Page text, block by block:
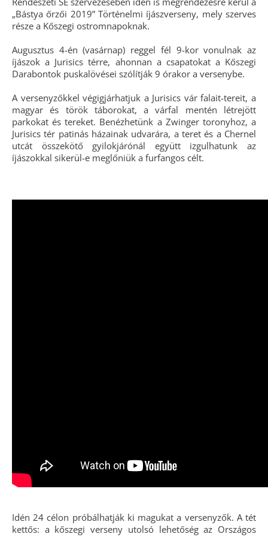
„Bástya őrzői 2019” Történelmi íjászverseny, mely szerves
része a Kőszegi ostromnapoknak.
Augusztus 4-én (vasárnap) reggel fél 9-kor vonulnak az
íjászok a Jurisics térre, ahonnan a csapatokat a Kőszegi
Darabontok puskalövései szólítják 9 órakor a versenybe.
A versenyzőkkel végigjárhatjuk a Jurisics vár falait-tereit, a
magyar és török táborokat, a várfal mentén létrejött
parkokat és tereket. Benézhetünk a Zwinger toronyhoz, a
Jurisics tér patinás házainak udvarára, a teret és a Chernel
utcát összekötő gyilokjárónál együtt izgulhatunk az
íjászokkal sikerül-e meglőniük a furfangos célt.
Idén 24 célon próbálhatják ki magukat a versenyzők. A tét
kettős: a kőszegi verseny utolsó lehetőség az Országos